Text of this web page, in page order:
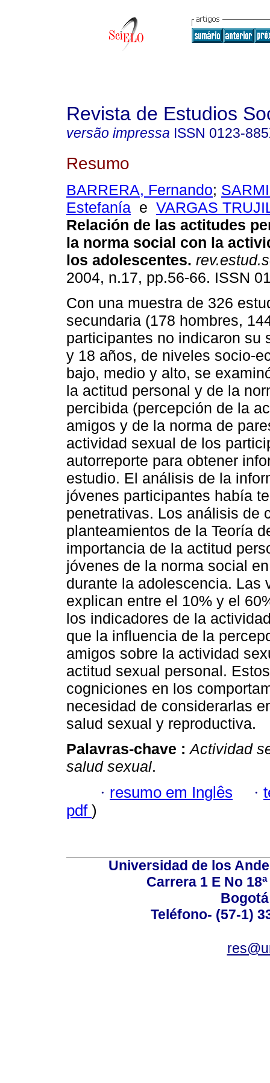
Revista de Estudios
versão impressa ISSN 0123-
Resumo
BARRERA, Fernando;
Estefanía e VARGAS
Relación de las actitudes
la norma social con la
los adolescentes.
2004, n.17, pp.56-66. ISSN
Con una muestra de 326
secundaria (178 hombres,
participantes no indicaron su
y 18 años, de niveles socio-
bajo, medio y alto, se
la actitud personal y de la
percibida (percepción de la
amigos y de la norma de
actividad sexual de los
autorreporte para obtener
estudio. El análisis de la
jóvenes participantes había
penetrativas. Los análisis de
planteamientos de la Teoría
importancia de la actitud
jóvenes de la norma social
durante la adolescencia. Las
explican entre el 10% y el
los indicadores de la
que la influencia de la
amigos sobre la actividad
actitud sexual personal.
cogniciones en los
necesidad de considerarlas
salud sexual y reproductiva.
Palavras-chave :Actividad
salud sexual.
· resumo em Inglês ·
pdf )
Universidad de los
Carrera 1 E No
Teléfono- (57-1)